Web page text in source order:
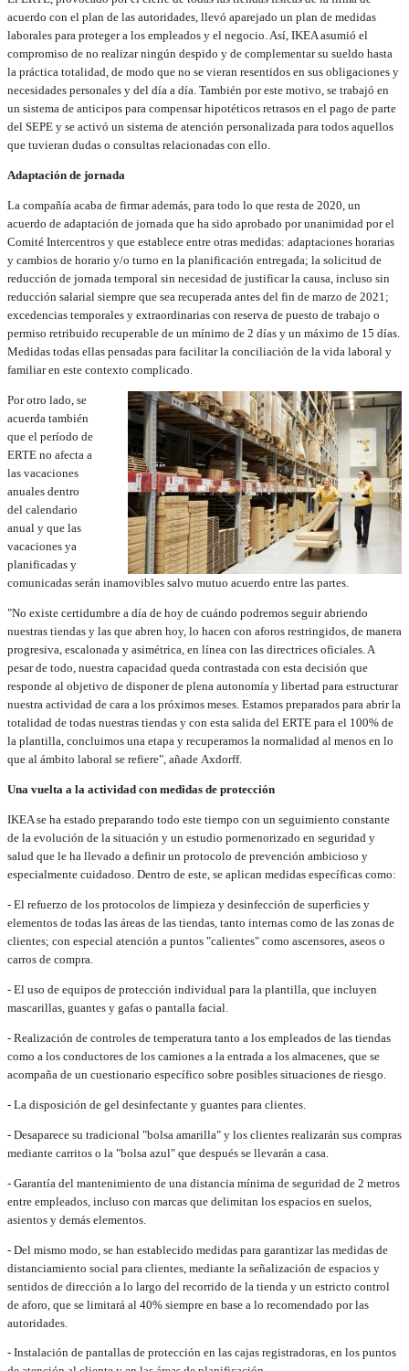
acuerdo con el plan de las autoridades, llevó aparejado un plan de medidas
laborales para proteger a los empleados y el negocio. Así, IKEA asumió el
compromiso de no realizar ningún despido y de complementar su sueldo hasta
la práctica totalidad, de modo que no se vieran resentidos en sus obligaciones y
necesidades personales y del día a día. También por este motivo, se trabajó en
un sistema de anticipos para compensar hipotéticos retrasos en el pago de parte
del SEPE y se activó un sistema de atención personalizada para todos aquellos
que tuvieran dudas o consultas relacionadas con ello.
Adaptación de jornada
La compañía acaba de firmar además, para todo lo que resta de 2020, un
acuerdo de adaptación de jornada que ha sido aprobado por unanimidad por el
Comité Intercentros y que establece entre otras medidas: adaptaciones horarias
y cambios de horario y/o turno en la planificación entregada; la solicitud de
reducción de jornada temporal sin necesidad de justificar la causa, incluso sin
reducción salarial siempre que sea recuperada antes del fin de marzo de 2021;
excedencias temporales y extraordinarias con reserva de puesto de trabajo o
permiso retribuido recuperable de un mínimo de 2 días y un máximo de 15 días.
Medidas todas ellas pensadas para facilitar la conciliación de la vida laboral y
familiar en este contexto complicado.
Por otro lado, se
acuerda también
que el período de
ERTE no afecta a
las vacaciones
anuales dentro
del calendario
anual y que las
vacaciones ya
planificadas y
comunicadas serán inamovibles salvo mutuo acuerdo entre las partes.
"No existe certidumbre a día de hoy de cuándo podremos seguir abriendo
nuestras tiendas y las que abren hoy, lo hacen con aforos restringidos, de manera
progresiva, escalonada y asimétrica, en línea con las directrices oficiales. A
pesar de todo, nuestra capacidad queda contrastada con esta decisión que
responde al objetivo de disponer de plena autonomía y libertad para estructurar
nuestra actividad de cara a los próximos meses. Estamos preparados para abrir la
totalidad de todas nuestras tiendas y con esta salida del ERTE para el 100% de
la plantilla, concluimos una etapa y recuperamos la normalidad al menos en lo
que al ámbito laboral se refiere", añade Axdorff.
Una vuelta a la actividad con medidas de protección
IKEA se ha estado preparando todo este tiempo con un seguimiento constante
de la evolución de la situación y un estudio pormenorizado en seguridad y
salud que le ha llevado a definir un protocolo de prevención ambicioso y
especialmente cuidadoso. Dentro de este, se aplican medidas específicas como:
- El refuerzo de los protocolos de limpieza y desinfección de superficies y
elementos de todas las áreas de las tiendas, tanto internas como de las zonas de
clientes; con especial atención a puntos "calientes" como ascensores, aseos o
carros de compra.
- El uso de equipos de protección individual para la plantilla, que incluyen
mascarillas, guantes y gafas o pantalla facial.
- Realización de controles de temperatura tanto a los empleados de las tiendas
como a los conductores de los camiones a la entrada a los almacenes, que se
acompaña de un cuestionario específico sobre posibles situaciones de riesgo.
- La disposición de gel desinfectante y guantes para clientes.
- Desaparece su tradicional "bolsa amarilla" y los clientes realizarán sus compras
mediante carritos o la "bolsa azul" que después se llevarán a casa.
- Garantía del mantenimiento de una distancia mínima de seguridad de 2 metros
entre empleados, incluso con marcas que delimitan los espacios en suelos,
asientos y demás elementos.
- Del mismo modo, se han establecido medidas para garantizar las medidas de
distanciamiento social para clientes, mediante la señalización de espacios y
sentidos de dirección a lo largo del recorrido de la tienda y un estricto control
de aforo, que se limitará al 40% siempre en base a lo recomendado por las
autoridades.
- Instalación de pantallas de protección en las cajas registradoras, en los puntos